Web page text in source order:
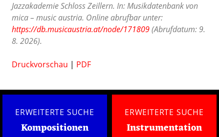
Jazzakademie Schloss Zeillern. In: Musikdatenbank von
mica – music austria. Online abrufbar unter:
https://db.musicaustria.at/node/171809(Abrufdatum: 9.
8. 2026).
Druckvorschau | PDF
ERWEITERTE SUCHE
Kompositionen
ERWEITERTE SUCHE
Instrumentation